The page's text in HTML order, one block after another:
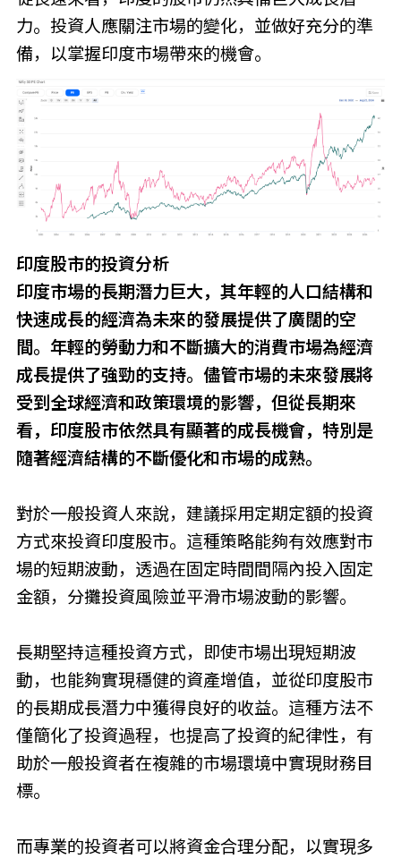
力。投資人應關注市場的變化，並做好充分的準
備，以掌握印度市場帶來的機會。
印度股市的投資分析
印度市場的長期潛力巨大，其年輕的人口結構和
快速成長的經濟為未來的發展提供了廣闊的空
間。年輕的勞動力和不斷擴大的消費市場為經濟
成長提供了強勁的支持。儘管市場的未來發展將
受到全球經濟和政策環境的影響，但從長期來
看，印度股市依然具有顯著的成長機會，特別是
隨著經濟結構的不斷優化和市場的成熟。
對於一般投資人來說，建議採用定期定額的投資
方式來投資印度股市。這種策略能夠有效應對市
場的短期波動，透過在固定時間間隔內投入固定
金額，分攤投資風險並平滑市場波動的影響。
長期堅持這種投資方式，即使市場出現短期波
動，也能夠實現穩健的資產增值，並從印度股市
的長期成長潛力中獲得良好的收益。這種方法不
僅簡化了投資過程，也提高了投資的紀律性，有
助於一般投資者在複雜的市場環境中實現財務目
標。
而專業的投資者可以將資金合理分配，以實現多